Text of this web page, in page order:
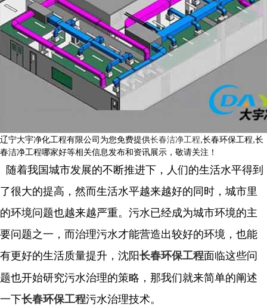
辽宁大宇净化工程有限公司为您免费提供长春洁净工程,长春环保工程,长
春洁净工程哪家好等相关信息发布和资讯展示，敬请关注！
随着我国城市发展的不断推进下，人们的生活水平得到
了很大的提高，然而生活水平越来越好的同时，城市里
的环境问题也越来越严重。污水已经成为城市环境的主
要问题之一，而治理污水才能营造出较好的环境，也能
有更好的生活质量提升，沈阳长春环保工程面临这些问
题也开始研究污水治理的策略，那我们就来简单的阐述
一下长春环保工程污水治理技术。